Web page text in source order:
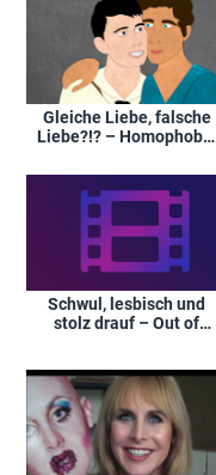
Gleiche Liebe, falsche
Liebe?!? – Homophobie
Schwul, lesbisch und
stolz drauf – Out of
Grenzüberschreitung